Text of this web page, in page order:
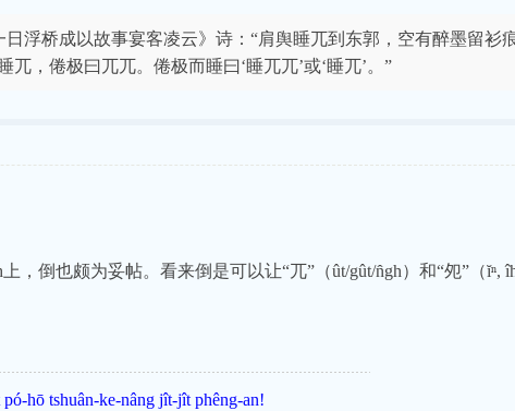
桥成以故事宴客凌云》诗：“肩舆睡兀到东郭，空有醉墨留衫
倦极曰兀兀。倦极而睡曰‘睡兀兀’或‘睡兀’。”
，倒也颇为妥帖。看来倒是可以让“兀”（ût/gût/n̂gh）和“夗”（ĭⁿ,
hō tshuân-ke-nâng jît-jît phêng-an!